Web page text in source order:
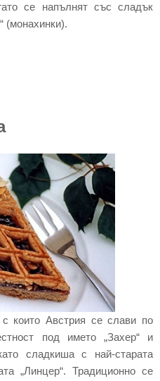
се напълнят със сладък
(монахинки).
които Австрия се слави по
под името „Захер“ и
сладкиша с най-старата
„Линцер“. Традиционно се